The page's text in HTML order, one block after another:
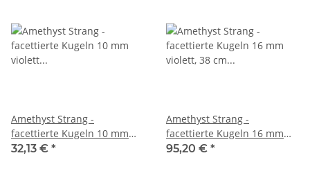
Amethyst Strang -
facettierte Kugeln 10 mm
violett weiß, Länge 40 cm
32,13 € *
Amethyst Strang -
facettierte Kugeln 16 mm
violett, 38 cm /4111
95,20 € *